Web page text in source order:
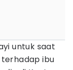
untuk saat
ibu